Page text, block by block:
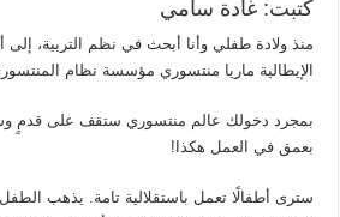
كتبت: غادة سامي
منذ ولادة طفلي وأنا أبحث في نظم التربية،
الإيطالية ماريا منتسوري مؤسسة نظام
بمجرد دخولك عالم منتسوري ستقف على قدمٍ
بعمق في العمل هكذا!
سترى أطفالًا تعمل باستقلالية تامة. يذهب